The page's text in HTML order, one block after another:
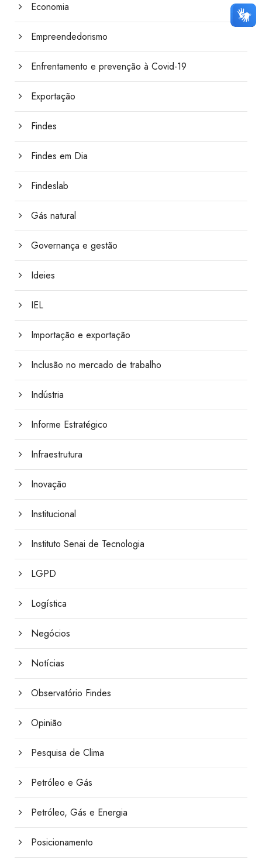
Economia
Empreendedorismo
Enfrentamento e prevenção à Covid-19
Exportação
Findes
Findes em Dia
Findeslab
Gás natural
Governança e gestão
Ideies
IEL
Importação e exportação
Inclusão no mercado de trabalho
Indústria
Informe Estratégico
Infraestrutura
Inovação
Institucional
Instituto Senai de Tecnologia
LGPD
Logística
Negócios
Notícias
Observatório Findes
Opinião
Pesquisa de Clima
Petróleo e Gás
Petróleo, Gás e Energia
Posicionamento